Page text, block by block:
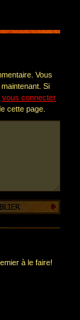
Vous
Si
vous connecter
cette page.
à le faire!